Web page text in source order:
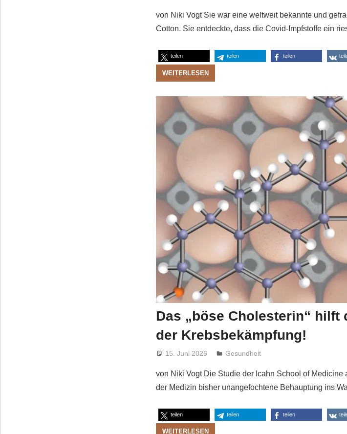
von Niki Vogt Sie war eine weltweit bekannte und
Cotton. Sie entdeckte, dass die Covid-Impfstoffe ein
teilen teilen teilen
WEITERLESEN
Das „böse Cholesterin“ hilft
der Krebsbekämpfung!
15. Juni 2026 Niki Vogt
Gesundheit
von Niki Vogt Die Studie der Icahn School of
der Medizin bisher unangefochtene Behauptung ins
teilen teilen teilen
WEITERLESEN